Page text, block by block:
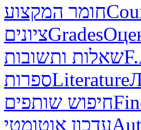
חומר המקצוע
ציוניםGrades
שאלות ותשובות
ספרותLiterature
חיפוש שותפים
עדכון אוטומטי